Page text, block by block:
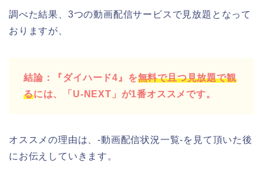
調べた結果、3つの動画配信サービスで見放題となって
おりますが、
結論：『ダイハード4』を無料で且つ見放題で観
るには、「U-NEXT」が1番オススメです。
オススメの理由は、-動画配信状況一覧-を見て頂いた後
にお伝えしていきます。